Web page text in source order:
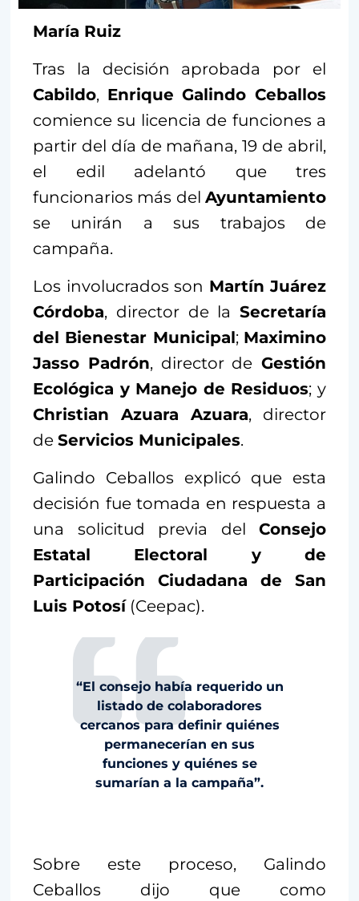
María Ruiz
Tras la decisión aprobada por el
Cabildo, Enrique Galindo Ceballos
comience su licencia de funciones a
partir del día de mañana, 19 de abril,
el edil adelantó que tres
funcionarios más del Ayuntamiento
se unirán a sus trabajos de
campaña.
Los involucrados son Martín Juárez
Córdoba, director de la Secretaría
del Bienestar Municipal; Maximino
Jasso Padrón, director de Gestión
Ecológica y Manejo de Residuos; y
Christian Azuara Azuara, director
de Servicios Municipales.
Galindo Ceballos explicó que esta
decisión fue tomada en respuesta a
una solicitud previa del Consejo
Estatal Electoral y de
Participación Ciudadana de San
Luis Potosí(Ceepac).
“El consejo había requerido un
listado de colaboradores
cercanos para definir quiénes
permanecerían en sus
funciones y quiénes se
sumarían a la campaña”.
Sobre este proceso, Galindo
Ceballos dijo que como